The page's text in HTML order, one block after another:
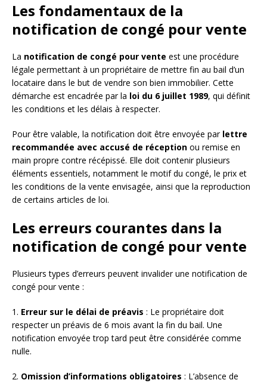
Les fondamentaux de la
notification de congé pour vente
La notification de congé pour vente est une procédure
légale permettant à un propriétaire de mettre fin au bail d’un
locataire dans le but de vendre son bien immobilier. Cette
démarche est encadrée par la loi du 6 juillet 1989, qui définit
les conditions et les délais à respecter.
Pour être valable, la notification doit être envoyée par lettre
recommandée avec accusé de réception ou remise en
main propre contre récépissé. Elle doit contenir plusieurs
éléments essentiels, notamment le motif du congé, le prix et
les conditions de la vente envisagée, ainsi que la reproduction
de certains articles de loi.
Les erreurs courantes dans la
notification de congé pour vente
Plusieurs types d’erreurs peuvent invalider une notification de
congé pour vente :
1. Erreur sur le délai de préavis : Le propriétaire doit
respecter un préavis de 6 mois avant la fin du bail. Une
notification envoyée trop tard peut être considérée comme
nulle.
2. Omission d’informations obligatoires : L’absence de